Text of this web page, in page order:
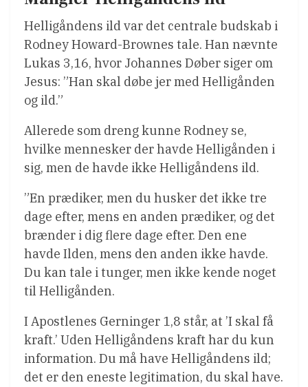
Helligåndens ild var det centrale budskab i
Rodney Howard-Brownes tale. Han nævnte
Lukas 3,16, hvor Johannes Døber siger om
Jesus: ”Han skal døbe jer med Helligånden
og ild.”
Allerede som dreng kunne Rodney se,
hvilke mennesker der havde Helligånden i
sig, men de havde ikke Helligåndens ild.
”En prædiker, men du husker det ikke tre
dage efter, mens en anden prædiker, og det
brænder i dig flere dage efter. Den ene
havde Ilden, mens den anden ikke havde.
Du kan tale i tunger, men ikke kende noget
til Helligånden.
I Apostlenes Gerninger 1,8 står, at ’I skal få
kraft.’ Uden Helligåndens kraft har du kun
information. Du må have Helligåndens ild;
det er den eneste legitimation, du skal have.